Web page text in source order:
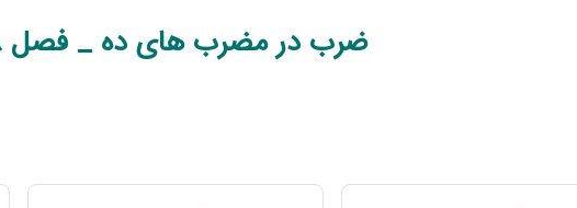
ضرب در مضرب های ده _ فصل 8